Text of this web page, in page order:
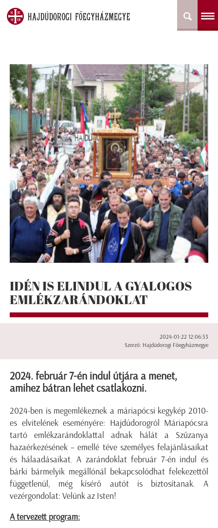
IDÉN IS ELINDUL A GYALOGOS
EMLÉKZARÁNDOKLAT
2024-01-22 12:06:53
Szerző: Hajdúdorogi Főegyházmegye
2024. február 7-én indul útjára a menet,
amihez bátran lehet csatlakozni.
2024-ben is megemlékeznek a máriapócsi kegykép 2010-
es elvitelének eseményére: Hajdúdorogról Máriapócsra
tartó emlékzarándoklattal adnak hálát a Szűzanya
hazaérkezésének – emellé téve személyes felajánlásaikat
és hálaadásaikat. A zarándoklat február 7-én indul és
bárki bármelyik megállónál bekapcsolódhat felekezettől
függetlenül, még kísérő autót is biztosítanak. A
vezérgondolat: Velünk az Isten!
A tervezett program: